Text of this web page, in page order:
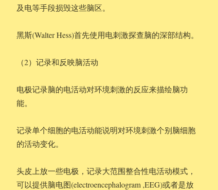
及电等手段损毁这些脑区。
黑斯(Walter Hess)首先使用电刺激探查脑的深部结构。
（2）记录和反映脑活动
电极记录脑的电活动对环境刺激的反应来描绘脑功
能。
记录单个细胞的电活动能说明对环境刺激个别脑细胞
的活动变化。
头皮上放一些电极，记录大范围整合性电活动模式，
可以提供脑电图(electroencephalogram ,EEG)或者是放